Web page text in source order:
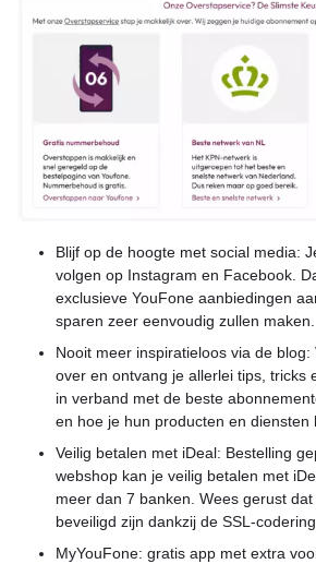
Blijf op de hoogte met social media:
volgen op Instagram en Facebook.
exclusieve YouFone aanbiedingen
sparen zeer eenvoudig zullen maken.
Nooit meer inspiratieloos via de
over en ontvang je allerlei tips, tricks
in verband met de beste
en hoe je hun producten en diensten
Veilig betalen met iDeal: Bestelling
webshop kan je veilig betalen met
meer dan 7 banken. Wees gerust
beveiligd zijn dankzij de SSL-
MyYouFone: gratis app met extra